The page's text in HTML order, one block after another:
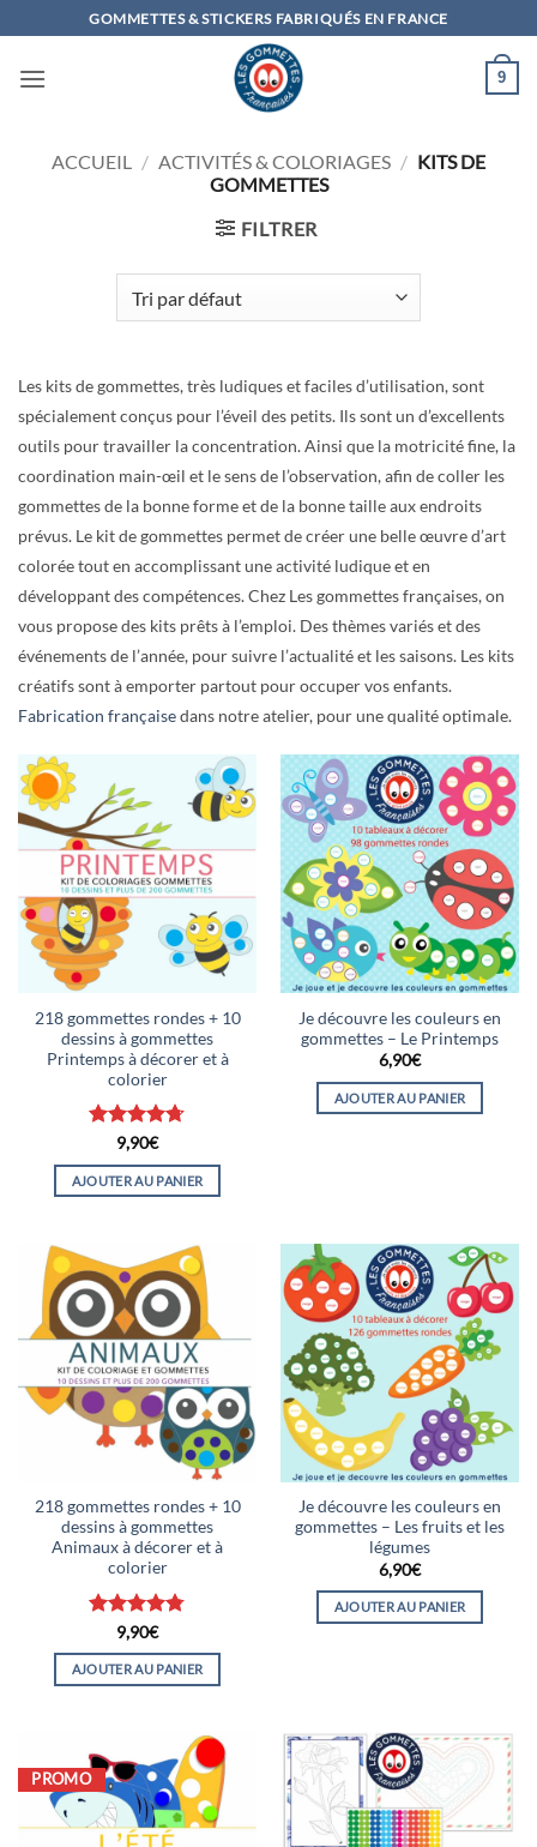
au
contenu
GOMMETTES & STICKERS FABRIQUÉS EN FRANCE
9
ACCUEIL / ACTIVITÉS & COLORIAGES / KITS DE
GOMMETTES
FILTRER
Les kits de gommettes, très ludiques et faciles d’utilisation, sont
spécialement conçus pour l’éveil des petits. Ils sont un d’excellents
outils pour travailler la concentration. Ainsi que la motricité fine, la
coordination main-œil et le sens de l’observation, afin de coller les
gommettes de la bonne forme et de la bonne taille aux endroits
prévus. Le kit de gommettes permet de créer une belle œuvre d’art
colorée tout en accomplissant une activité ludique et en
développant des compétences. Chez Les gommettes françaises, on
vous propose des kits prêts à l’emploi. Des thèmes variés et des
événements de l’année, pour suivre l’actualité et les saisons. Les kits
créatifs sont à emporter partout pour occuper vos enfants.
Fabrication françaisedans notre atelier, pour une qualité optimale.
218 gommettes rondes + 10
dessins à gommettes
Printemps à décorer et à
colorier
Note4.67
sur 5
9,90€
AJOUTER AU PANIER
Je découvre les couleurs en
gommettes – Le Printemps
6,90€
AJOUTER AU PANIER
218 gommettes rondes + 10
dessins à gommettes
Animaux à décorer et à
colorier
Note4.75
sur 5
9,90€
AJOUTER AU PANIER
Je découvre les couleurs en
gommettes – Les fruits et les
légumes
6,90€
AJOUTER AU PANIER
PROMO